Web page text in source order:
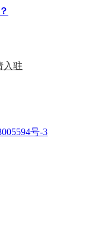
入驻
号-3